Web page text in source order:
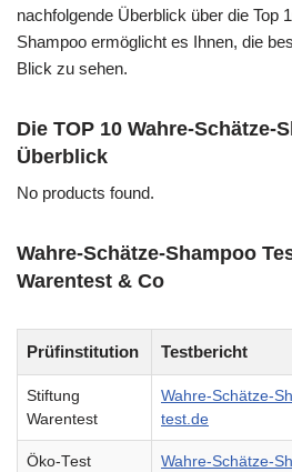
nachfolgende Überblick über die Top
Shampoo ermöglicht es Ihnen, die
Blick zu sehen.
Die TOP 10 Wahre-Schätze-
Überblick
No products found.
Wahre-Schätze-Shampoo
Warentest & Co
Prüfinstitution Testbericht
Stiftung
Warentest
Wahre-Schätze-
test.de
Öko-Test Wahre-Schätze-